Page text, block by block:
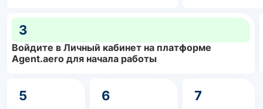
3
Войдите в Личный кабинет на платформе
Agent.aero для начала работы
5 6 7